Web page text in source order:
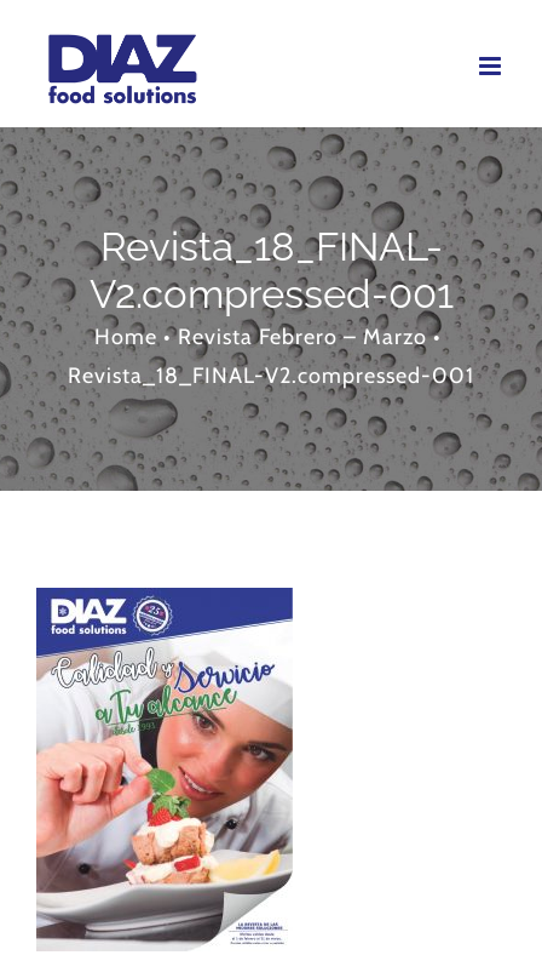
content
Revista_18_FINAL-
V2.compressed-001
Home • Revista Febrero – Marzo •
Revista_18_FINAL-V2.compressed-001